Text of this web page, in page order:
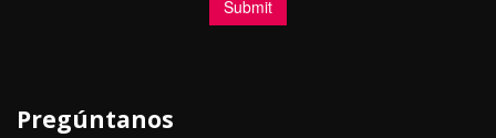
Pregúntanos